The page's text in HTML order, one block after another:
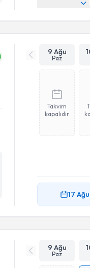
9 Ağu
Paz
Takvim
kapalıdır
17 Ağu
9 Ağu
Paz